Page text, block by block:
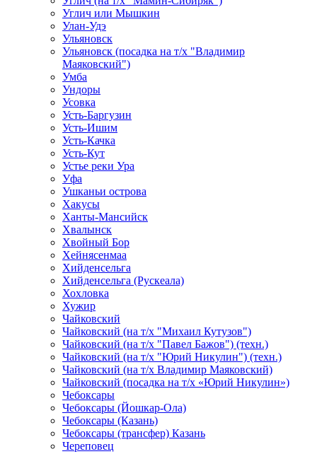
Углич или Мышкин
Улан-Удэ
Ульяновск
Ульяновск (посадка на т/х "Владимир
Маяковский")
Умба
Ундоры
Усовка
Усть-Баргузин
Усть-Ишим
Усть-Качка
Усть-Кут
Устье реки Ура
Уфа
Ушканьи острова
Хакусы
Ханты-Мансийск
Хвалынск
Хвойный Бор
Хейнясенмаа
Хийденсельга
Хийденсельга (Рускеала)
Хохловка
Хужир
Чайковский
Чайковский (на т/х "Михаил Кутузов")
Чайковский (на т/х "Павел Бажов") (техн.)
Чайковский (на т/х "Юрий Никулин") (техн.)
Чайковский (на т/х Владимир Маяковский)
Чайковский (посадка на т/х «Юрий Никулин»)
Чебоксары
Чебоксары (Йошкар-Ола)
Чебоксары (Казань)
Чебоксары (трансфер) Казань
Череповец